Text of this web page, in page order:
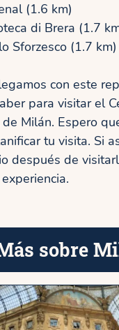
(1.6 km)
di Brera (1.7
Sforzesco (1.7 km)
con este
para visitar el
Milán. Espero
tu visita. Si
después de
sobre